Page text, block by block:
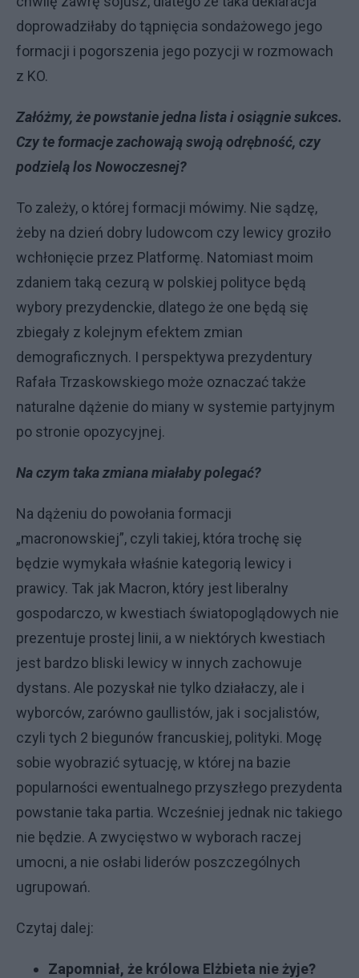
doprowadziłaby do tąpnięcia sondażowego jego
formacji i pogorszenia jego pozycji w rozmowach
z KO.
Załóżmy, że powstanie jedna lista i osiągnie sukces.
Czy te formacje zachowają swoją odrębność, czy
podzielą los Nowoczesnej?
To zależy, o której formacji mówimy. Nie sądzę,
żeby na dzień dobry ludowcom czy lewicy groziło
wchłonięcie przez Platformę. Natomiast moim
zdaniem taką cezurą w polskiej polityce będą
wybory prezydenckie, dlatego że one będą się
zbiegały z kolejnym efektem zmian
demograficznych. I perspektywa prezydentury
Rafała Trzaskowskiego może oznaczać także
naturalne dążenie do miany w systemie partyjnym
po stronie opozycyjnej.
Na czym taka zmiana miałaby polegać?
Na dążeniu do powołania formacji
„macronowskiej”, czyli takiej, która trochę się
będzie wymykała właśnie kategorią lewicy i
prawicy. Tak jak Macron, który jest liberalny
gospodarczo, w kwestiach światopoglądowych nie
prezentuje prostej linii, a w niektórych kwestiach
jest bardzo bliski lewicy w innych zachowuje
dystans. Ale pozyskał nie tylko działaczy, ale i
wyborców, zarówno gaullistów, jak i socjalistów,
czyli tych 2 biegunów francuskiej, polityki. Mogę
sobie wyobrazić sytuację, w której na bazie
popularności ewentualnego przyszłego prezydenta
powstanie taka partia. Wcześniej jednak nic takiego
nie będzie. A zwycięstwo w wyborach raczej
umocni, a nie osłabi liderów poszczególnych
ugrupowań.
Czytaj dalej:
Zapomniał, że królowa Elżbieta nie żyje?